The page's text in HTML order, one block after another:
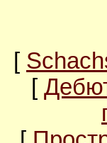
[
[